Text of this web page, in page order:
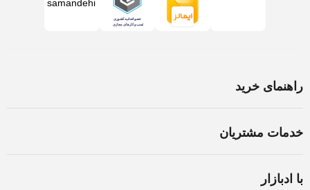
راهنمای خرید
ثبت سفارش
خدمات مشتریان
با ادبازار